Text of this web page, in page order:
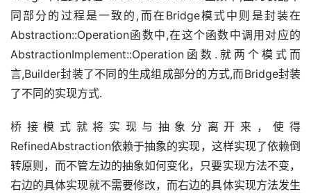
同部分的过程是一致的,而在Bridge模式中则是封装在
Abstraction::Operation函数中,在这个函数中调用对应的
AbstractionImplement::Operation函数.就两个模式而
言,Builder封装了不同的生成组成部分的方式,而Bridge封装
了不同的实现方式.
桥接模式就将实现与抽象分离开来，使得
RefinedAbstraction依赖于抽象的实现，这样实现了依赖倒
转原则，而不管左边的抽象如何变化，只要实现方法不变，
右边的具体实现就不需要修改，而右边的具体实现方法发生